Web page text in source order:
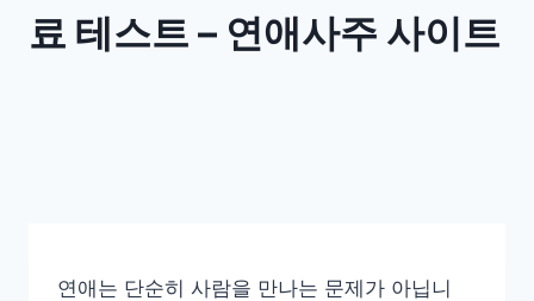
료 테스트 – 연애사주 사이트
연애는 단순히 사람을 만나는 문제가 아닙니